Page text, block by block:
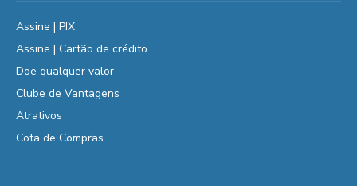
Assine | PIX
Assine | Cartão de crédito
Doe qualquer valor
Clube de Vantagens
Atrativos
Cota de Compras